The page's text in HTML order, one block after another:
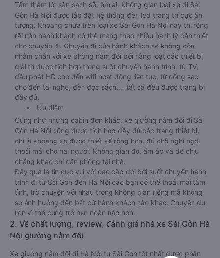
Tấm thảm lót sàn sạch sẽ, êm ái. Không gian loại xe đi Sài
Gòn Hà Nội được lắp đặt hệ thống đèn led trang trí cực ấn
tượng. Khoang chứa trên loại xe Sài Gòn Hà Nội này thì rộng
rãi nên hành khách có thể mang theo nhiều hành lý cần thiết
cho chuyến đi. Chuyến đi của hành khách sẽ không còn
nhàm chán với xe phòng nằm đôi bởi hàng loạt các thiết bị
giải trí được tích hợp trong suốt chuyến hành trình, từ TV,
đầu phát HD cho đến wifi hoạt động liên tục, từ cổng sạc
cho đến tai nghe, đèn đọc sách,… tất cả đều được trang bị
đầy đủ.
Ưu điểm
Cũng như những cabin đơn khác, xe giường nằm đôi đi Sài
Gòn Hà Nội cũng được tích hợp đầy đủ các trang thiết bị,
chỉ là khoang xe được thiết kế rộng hơn, đủ chỗ nghỉ ngơi
thoải mái cho hai người. Không gian đó, ấm áp và dễ chịu
chẳng khác chi căn phòng tại nhà.
Đây quả là tin cực vui với các cặp đôi bởi suốt chuyến hành
trình đi từ Sài Gòn đến Hà Nội các bạn có thể thoải mái tâm
tình, trò chuyện với nhau trong không gian riêng mà không
sợ ảnh hưởng đến bất cứ hành khách nào khác. Chuyến du
lịch vì thế cũng trở nên hoàn hảo hơn.
2. Về chất lượng, review, đánh giá nhà xe Sài Gòn Hà
Nội giường nằm đôi
Xe giường nằm đôi đi Hà Nội từ Sài Gòn tốt nhất được phân